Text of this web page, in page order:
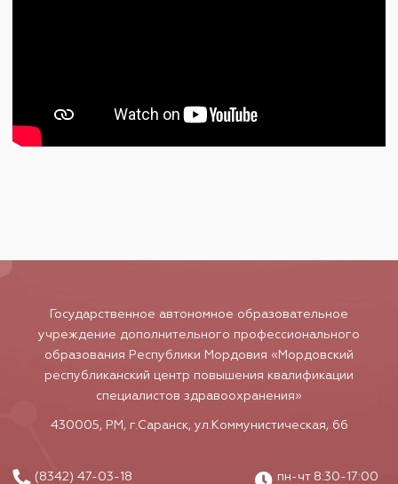
Государственное автономное образовательное
учреждение дополнительного профессионального
образования Республики Мордовия «Мордовский
республиканский центр повышения квалификации
специалистов здравоохранения»
430005, РМ, г.Саранск, ул.Коммунистическая, 66
(8342) 47-03-18 пн-чт 8:30-17:00